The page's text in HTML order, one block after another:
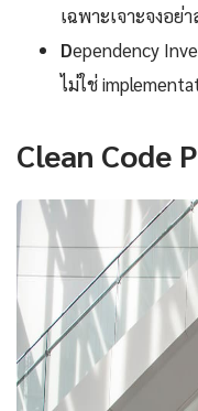
เฉพาะเจาะจงอย่
Dependency
ไม่ใช่
Clean Code